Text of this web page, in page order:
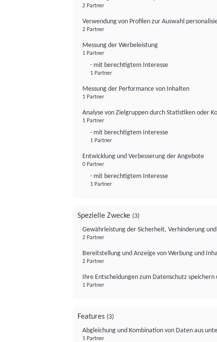
2 Partner
Verwendung von Profilen zur Auswahl
2 Partner
Messung der Werbeleistung
1 Partner
- mit berechtigtem Interesse
1 Partner
Messung der Performance von Inhalten
1 Partner
Analyse von Zielgruppen durch Statistiken oder
1 Partner
- mit berechtigtem Interesse
1 Partner
Entwicklung und Verbesserung der Angebote
0 Partner
- mit berechtigtem Interesse
1 Partner
Spezielle Zwecke (3)
Gewährleistung der Sicherheit, Verhinderung
2 Partner
Bereitstellung und Anzeige von Werbung und
2 Partner
Ihre Entscheidungen zum Datenschutz
1 Partner
Features (3)
Abgleichung und Kombination von Daten aus
1 Partner